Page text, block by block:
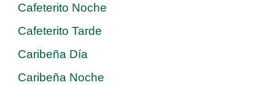
Cafeterito Noche
Cafeterito Tarde
Caribeña Día
Caribeña Noche